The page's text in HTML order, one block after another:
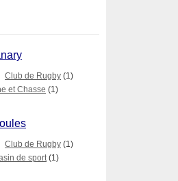
Club de Rugby (1)
et Chasse (1)
Club de Rugby (1)
de sport (1)